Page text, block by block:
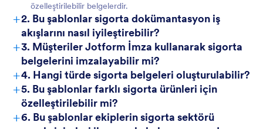
özelleştirilebilir belgelerdir.
+2. Bu şablonlar sigorta dokümantasyon iş
akışlarını nasıl iyileştirebilir?
+3. Müşteriler Jotform İmza kullanarak sigorta
belgelerini imzalayabilir mi?
+4. Hangi türde sigorta belgeleri oluşturulabilir?
+5. Bu şablonlar farklı sigorta ürünleri için
özelleştirilebilir mi?
+6. Bu şablonlar ekiplerin sigorta sektörü